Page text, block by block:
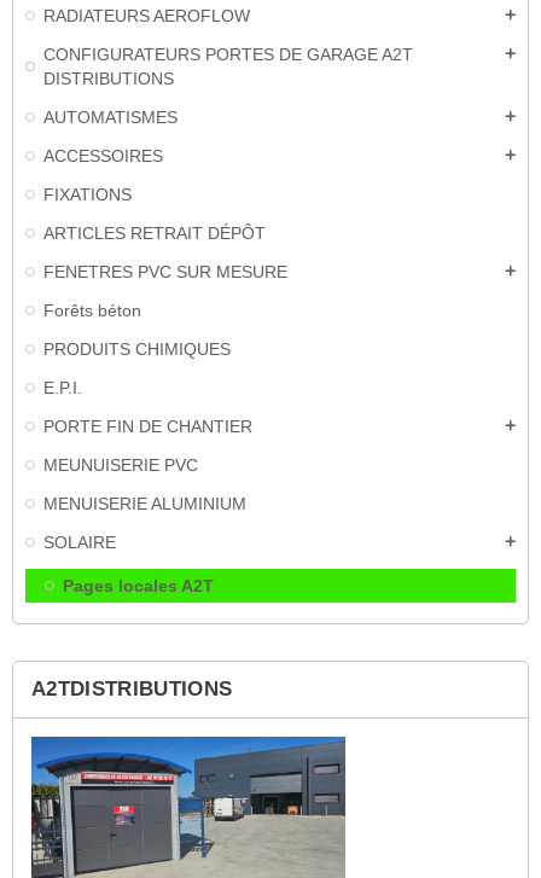
RADIATEURS AEROFLOW add
CONFIGURATEURS PORTES DE GARAGE A2T
DISTRIBUTIONS
add
AUTOMATISMES add
ACCESSOIRES add
FIXATIONS
ARTICLES RETRAIT DÉPÔT
FENETRES PVC SUR MESURE
add
Forêts béton
PRODUITS CHIMIQUES
E.P.I.
PORTE FIN DE CHANTIER
add
MEUNUISERIE PVC
MENUISERIE ALUMINIUM
SOLAIRE
add
Pages locales A2T
A2TDISTRIBUTIONS